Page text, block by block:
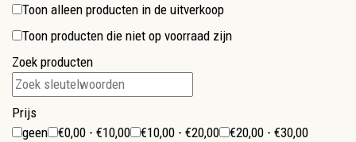
Toon alleen producten in de uitverkoop
Toon producten die niet op voorraad zijn
Zoek producten
Prijs
geen
€0,00 - €10,00 €10,00 - €20,00
€20,00 - €30,00